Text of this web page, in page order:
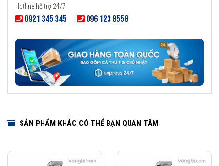
Hotline hỗ trợ 24/7
0921 345 345 096 123 8558
SẢN PHẨM KHÁC CÓ THỂ BẠN QUAN TÂM